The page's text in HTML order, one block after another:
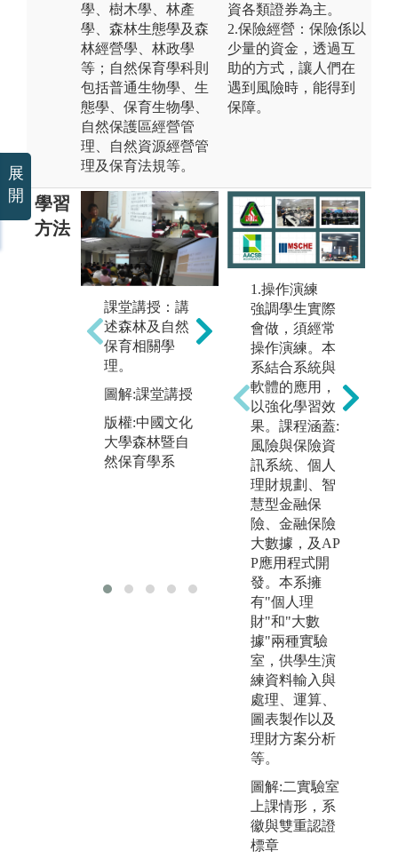
學、樹木學、林產
學、森林生態學及森
林經營學、林政學
等；自然保育學科則
包括普通生物學、生
態學、保育生物學、
自然保護區經營管
理、自然資源經營管
理及保育法規等。
資各類證券為主。
2.保險經營：保險係以
少量的資金，透過互
助的方式，讓人們在
遇到風險時，能得到
保障。
學習
方法
課堂講授：講
述森林及自然
保育相關學
理。
圖解:課堂講授
版權:中國文化
大學森林暨自
然保育學系
實驗、實做：
透過實際實驗
操作，學習生
物科技實驗、
育林、測計、
生態調查等技
術。
圖解:生物科
技、育林、測
量實做
版權:中國文化
大學森林暨自
然保育學系
1.操作演練
強調學生實際
會做，須經常
操作演練。本
系結合系統與
軟體的應用，
以強化學習效
果。課程涵蓋:
風險與保險資
訊系統、個人
理財規劃、智
慧型金融保
險、金融保險
大數據，及AP
P應用程式開
發。本系擁
有"個人理
財"和"大數
據"兩種實驗
室，供學生演
練資料輸入與
處理、運算、
圖表製作以及
理財方案分析
等。
圖解:二實驗室
上課情形，系
徽與雙重認證
標章
展
開